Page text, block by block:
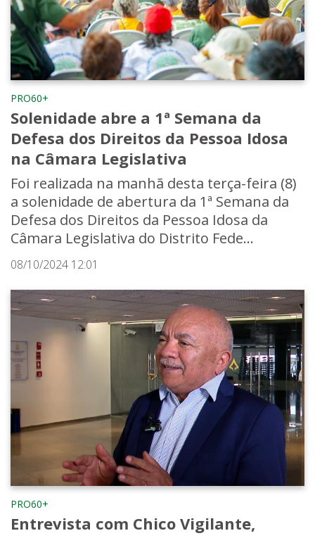
PRO60+
Solenidade abre a 1ª Semana da
Defesa dos Direitos da Pessoa Idosa
na Câmara Legislativa
Foi realizada na manhã desta terça-feira (8)
a solenidade de abertura da 1ª Semana da
Defesa dos Direitos da Pessoa Idosa da
Câmara Legislativa do Distrito Fede...
08/10/2024 12:01
PRO60+
Entrevista com Chico Vigilante,